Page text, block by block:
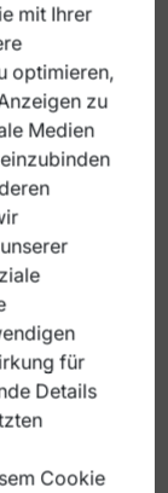
mit Ihrer
optimieren,
zu
Medien
für
Details
Cookie